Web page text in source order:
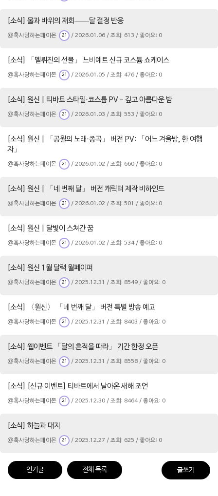
[소식] 물과 바위의 재회——달 결정 반응
@혹사당하는페이몬 21 / 2026.01.06 / 조회: 613 / 좋아요: 0
[소식] 「멜뤼진의 선물」 느비예트 신규 코스튬 쇼케이스
@혹사당하는페이몬 21 / 2026.01.05 / 조회: 476 / 좋아요: 0
[소식] 원신 | 티바트 스타일·코스튬 PV - 깊고 아름다운 밤
@혹사당하는페이몬 21 / 2026.01.03 / 조회: 553 / 좋아요: 0
[소식] 원신 | 「공월의 노래·종곡」 버전 PV: 「어느 겨울밤, 한 여행
자」
@혹사당하는페이몬 21 / 2026.01.02 / 조회: 660 / 좋아요: 0
[소식] 원신 | 「네 번째 달」 버전 캐릭터 제작 비하인드
@혹사당하는페이몬 21 / 2026.01.02 / 조회: 501 / 좋아요: 0
[소식] 원신 | 달빛이 스쳐간 꿈
@혹사당하는페이몬 21 / 2026.01.02 / 조회: 534 / 좋아요: 0
[소식] 원신 1월 달력 월페이퍼
@혹사당하는페이몬 21 / 2025.12.31 / 조회: 8549 / 좋아요: 0
[소식] 〈원신〉 「네 번째 달」 버전 특별 방송 예고
@혹사당하는페이몬 21 / 2025.12.31 / 조회: 8403 / 좋아요: 0
[소식] 웹이벤트 「달의 흔적을 따라」 기간 한정 오픈
@혹사당하는페이몬 21 / 2025.12.31 / 조회: 8558 / 좋아요: 0
[소식] [신규 이벤트] 티바트에서 날아온 새해 조언
@혹사당하는페이몬 21 / 2025.12.30 / 조회: 8464 / 좋아요: 0
[소식] 하늘과 대지
@혹사당하는페이몬 21 / 2025.12.27 / 조회: 625 / 좋아요: 0
인기글 전체 목록 글쓰기